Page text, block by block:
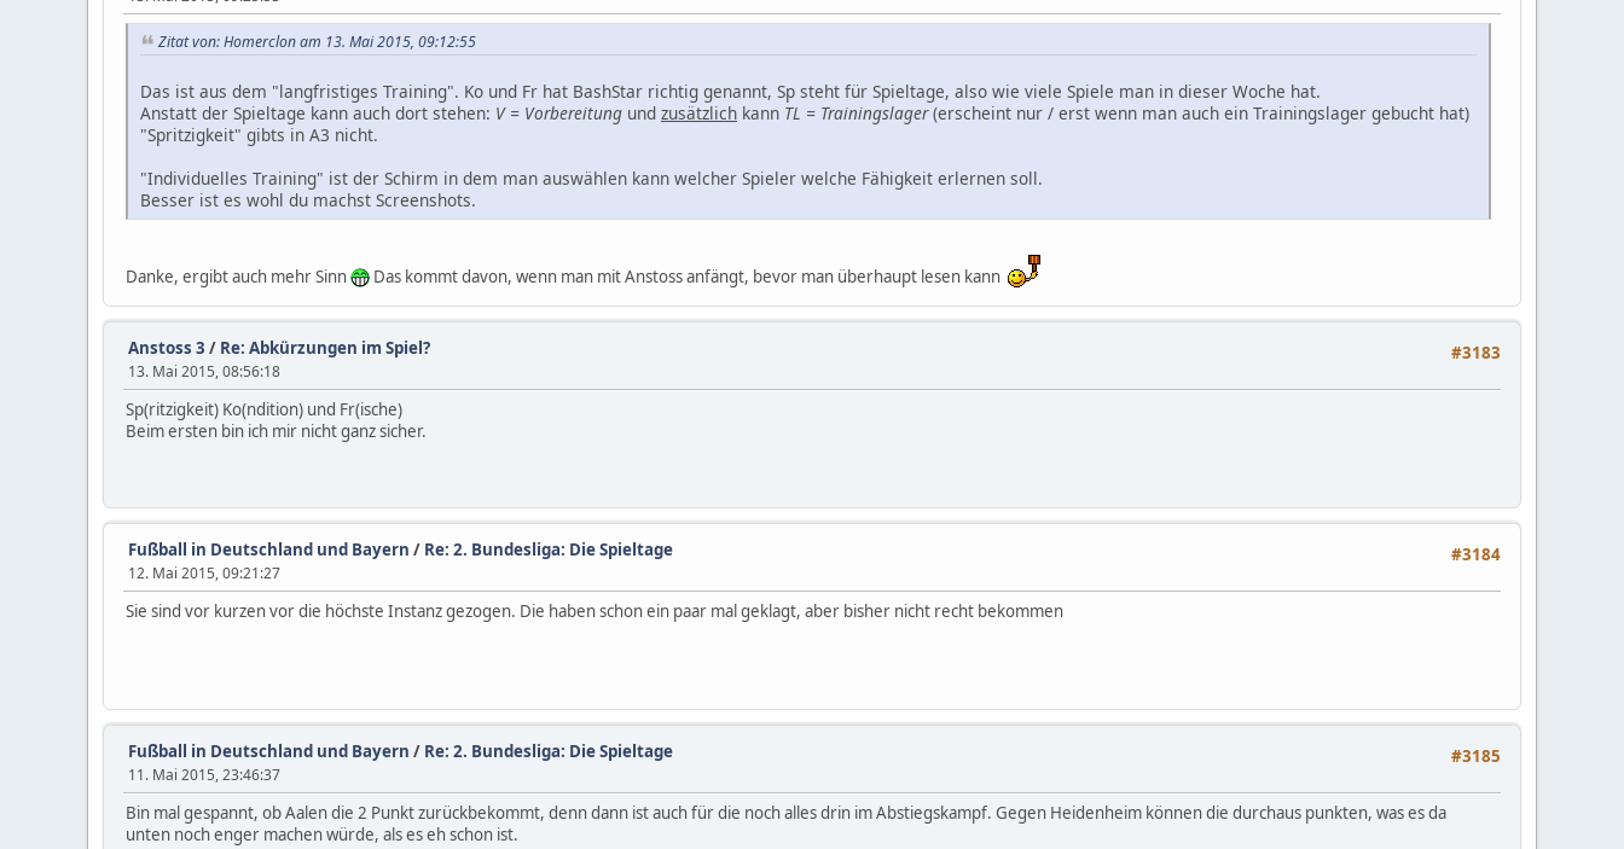
Zitat von: Homerclon am 13. Mai 2015, 09:12:55
Das ist aus dem "langfristiges Training". Ko und Fr hat BashStar richtig genannt, Sp steht für Spieltage, also wie viele Spiele man in dieser Woche hat.
Anstatt der Spieltage kann auch dort stehen: V = Vorbereitung und zusätzlich kann TL = Trainingslager(erscheint nur / erst wenn man auch ein Trainingslager gebucht hat)
"Spritzigkeit" gibts in A3 nicht.
"Individuelles Training" ist der Schirm in dem man auswählen kann welcher Spieler welche Fähigkeit erlernen soll.
Besser ist es wohl du machst Screenshots.
Danke, ergibt auch mehr Sinn Das kommt davon, wenn man mit Anstoss anfängt, bevor man überhaupt lesen kann
#3183
Anstoss 3 / Re: Abkürzungen im Spiel?
13. Mai 2015, 08:56:18
Sp(ritzigkeit) Ko(ndition) und Fr(ische)
Beim ersten bin ich mir nicht ganz sicher.
#3184
Fußball in Deutschland und Bayern / Re: 2. Bundesliga: Die Spieltage
12. Mai 2015, 09:21:27
Sie sind vor kurzen vor die höchste Instanz gezogen. Die haben schon ein paar mal geklagt, aber bisher nicht recht bekommen
#3185
Fußball in Deutschland und Bayern / Re: 2. Bundesliga: Die Spieltage
11. Mai 2015, 23:46:37
Bin mal gespannt, ob Aalen die 2 Punkt zurückbekommt, denn dann ist auch für die noch alles drin im Abstiegskampf. Gegen Heidenheim können die durchaus punkten, was es da
unten noch enger machen würde, als es eh schon ist.